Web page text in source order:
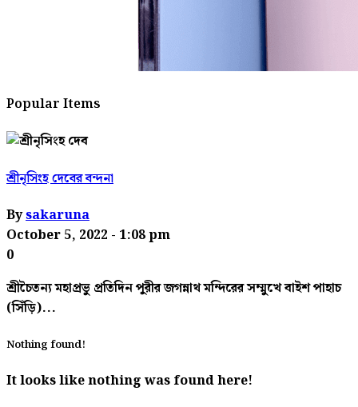
Popular Items
শ্রীনৃসিংহ দেবের বন্দনা
Bysakaruna
October 5, 2022 - 1:08 pm
0
শ্রীচৈতন্য মহাপ্রভু প্রতিদিন পুরীর জগন্নাথ মন্দিরের সম্মুখে বাইশ পাহাচ
(সিঁড়ি)...
Nothing found!
It looks like nothing was found here!